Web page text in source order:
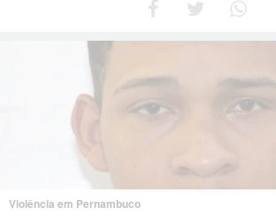
Violência em Pernambuco